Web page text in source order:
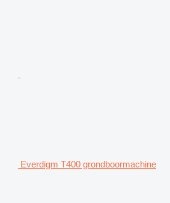
Everdigm T400 grondboormachine